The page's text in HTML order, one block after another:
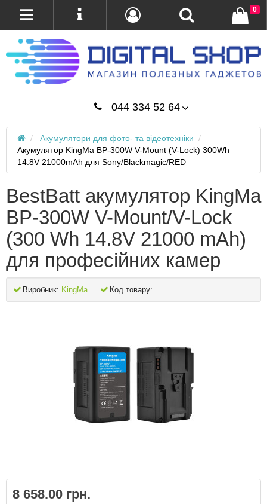
044 334 52 64
0
Акумулятори для фото- та відеотехніки
Акумулятор KingMa BP-300W V-Mount (V-Lock) 300Wh
14.8V 21000mAh для Sony/Blackmagic/RED
BestBatt акумулятор KingMa
BP-300W V-Mount/V-Lock
(300 Wh 14.8V 21000 mAh)
для професійних камер
Виробник: KingMa Код товару:
8 658.00 грн.